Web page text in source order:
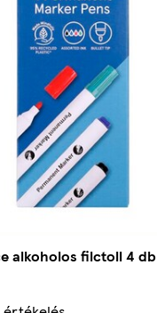
alkoholos filctoll 4 db